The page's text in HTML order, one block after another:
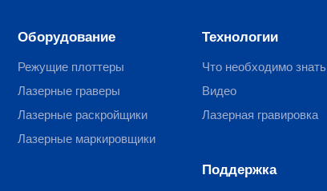
Оборудование
Режущие плоттеры
Лазерные граверы
Лазерные раскройщики
Лазерные маркировщики
Технологии
Что необходимо знать
Видео
Лазерная гравировка
Поддержка